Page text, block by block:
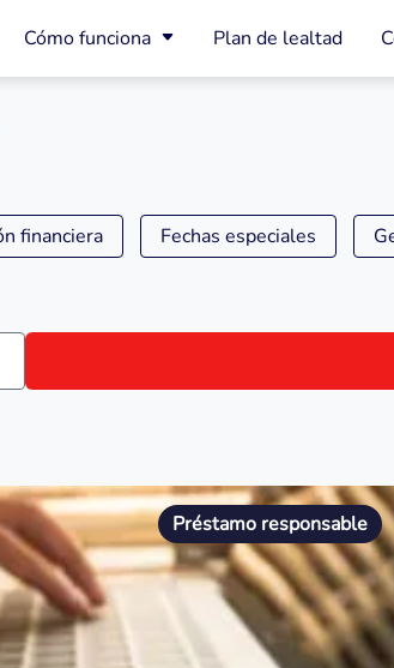
Cómo funciona Plan de lealtad
financiera Fechas especiales
Préstamo responsable